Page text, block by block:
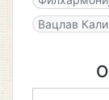
Вацлав